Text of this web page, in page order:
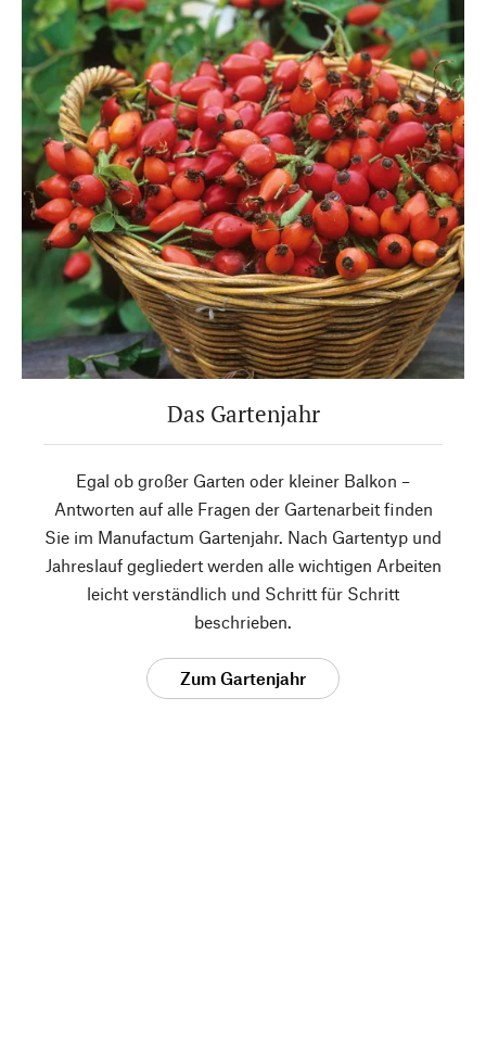
Das Gartenjahr
Egal ob großer Garten oder kleiner Balkon –
Antworten auf alle Fragen der Gartenarbeit finden
Sie im Manufactum Gartenjahr. Nach Gartentyp und
Jahreslauf gegliedert werden alle wichtigen Arbeiten
leicht verständlich und Schritt für Schritt
beschrieben.
Zum Gartenjahr